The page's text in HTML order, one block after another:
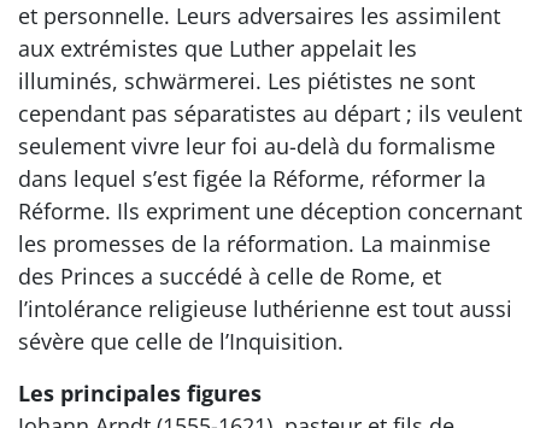
et personnelle. Leurs adversaires les assimilent
aux extrémistes que Luther appelait les
illuminés, schwärmerei. Les piétistes ne sont
cependant pas séparatistes au départ ; ils veulent
seulement vivre leur foi au-delà du formalisme
dans lequel s’est figée la Réforme, réformer la
Réforme. Ils expriment une déception concernant
les promesses de la réformation. La mainmise
des Princes a succédé à celle de Rome, et
l’intolérance religieuse luthérienne est tout aussi
sévère que celle de l’Inquisition.
Les principales figures